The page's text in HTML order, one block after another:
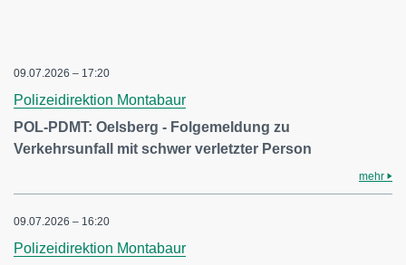
09.07.2026 – 17:20
Polizeidirektion Montabaur
POL-PDMT: Oelsberg - Folgemeldung zu
Verkehrsunfall mit schwer verletzter Person
mehr
09.07.2026 – 16:20
Polizeidirektion Montabaur